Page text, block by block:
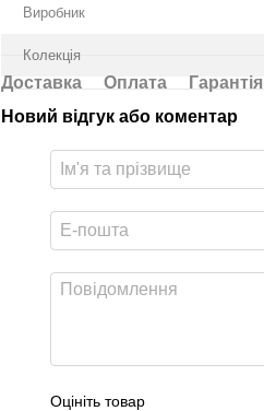
Виробник
Колекція
Доставка Оплата Гарантія
Новий відгук або коментар
Оцініть товар